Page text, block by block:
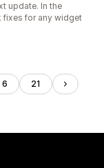
update. In the
fixes for any widget
6 21